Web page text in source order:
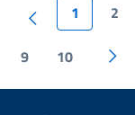
1 2
9 10